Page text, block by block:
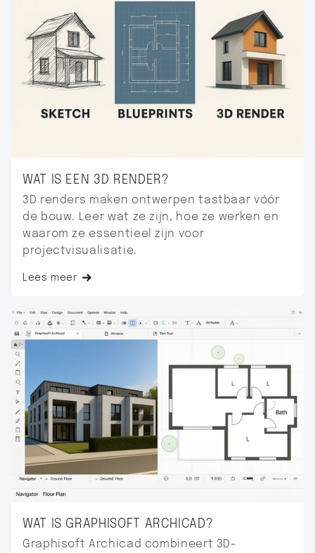
WAT IS EEN 3D RENDER?
3D renders maken ontwerpen tastbaar vóór
de bouw. Leer wat ze zijn, hoe ze werken en
waarom ze essentieel zijn voor
projectvisualisatie.
Lees meer
WAT IS GRAPHISOFT ARCHICAD?
Graphisoft Archicad combineert 3D-